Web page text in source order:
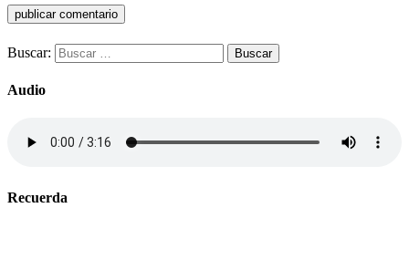
Buscar:
Audio
Recuerda